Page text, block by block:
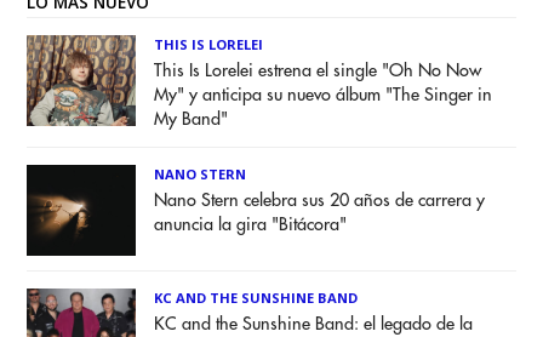
THIS IS LORELEI
This Is Lorelei estrena el single "Oh No Now
My" y anticipa su nuevo álbum "The Singer in
My Band"
NANO STERN
Nano Stern celebra sus 20 años de carrera y
anuncia la gira "Bitácora"
KC AND THE SUNSHINE BAND
KC and the Sunshine Band: el legado de la